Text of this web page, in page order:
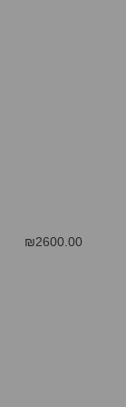
₪2600.00